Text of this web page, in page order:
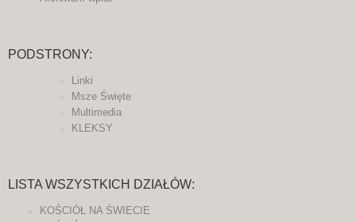
PODSTRONY:
Linki
Msze Święte
Multimedia
KLEKSY
LISTA WSZYSTKICH DZIAŁÓW:
KOŚCIÓŁ NA ŚWIECIE